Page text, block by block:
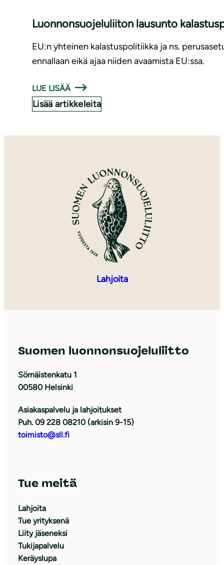
Luonnonsuojeluliiton lausunto
EU:n yhteinen kalastuspolitiikka ja ns.
ennallaan eikä ajaa niiden avaamista EU:ssa.
LUE LISÄÄ
Lisää artikkeleita
Lahjoita
Suomen luonnonsuojeluliitto
Sörnäistenkatu 1
00580 Helsinki
Asiakaspalvelu ja lahjoitukset
Puh. 09 228 08210 (arkisin 9-15)
toimisto@sll.fi
Tue meitä
Lahjoita
Tue yrityksenä
Liity jäseneksi
Tukijapalvelu
Keräyslupa